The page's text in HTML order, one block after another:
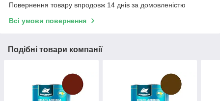
Повернення товару впродовж 14 днів за домовленістю
Всі умови повернення
Подібні товари компанії